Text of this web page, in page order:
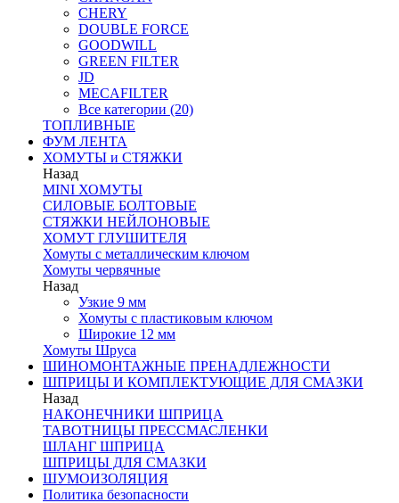
CHERY
DOUBLE FORCE
GOODWILL
GREEN FILTER
JD
MECAFILTER
Все категории (20)
ТОПЛИВНЫЕ
ФУМ ЛЕНТА
ХОМУТЫ и СТЯЖКИ
Назад
MINI ХОМУТЫ
СИЛОВЫЕ БОЛТОВЫЕ
СТЯЖКИ НЕЙЛОНОВЫЕ
ХОМУТ ГЛУШИТЕЛЯ
Хомуты с металлическим ключом
Хомуты червячные
Назад
Узкие 9 мм
Хомуты с пластиковым ключом
Широкие 12 мм
Хомуты Шруса
ШИНОМОНТАЖНЫЕ ПРЕНАДЛЕЖНОСТИ
ШПРИЦЫ И КОМПЛЕКТУЮЩИЕ ДЛЯ СМАЗКИ
Назад
НАКОНЕЧНИКИ ШПРИЦА
ТАВОТНИЦЫ ПРЕССМАСЛЕНКИ
ШЛАНГ ШПРИЦА
ШПРИЦЫ ДЛЯ СМАЗКИ
ШУМОИЗОЛЯЦИЯ
Политика безопасности